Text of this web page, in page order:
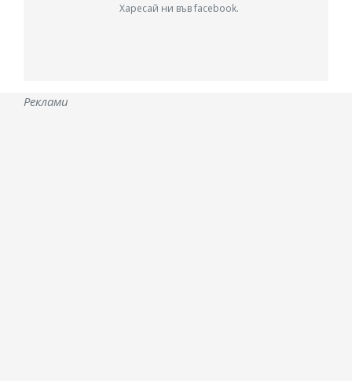
Харесай ни във facebook.
Реклами